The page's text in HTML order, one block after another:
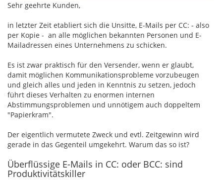
Sehr geehrte Kunden,
in letzter Zeit etabliert sich die Unsitte, E-Mails per CC: - also
per Kopie - an alle möglichen bekannten Personen und E-
Mailadressen eines Unternehmens zu schicken.
Es ist zwar praktisch für den Versender, wenn er glaubt,
damit möglichen Kommunikationsprobleme vorzubeugen
und gleich alles und jeden in Kenntnis zu setzen, jedoch
führt dieses Verhalten zu enormen internen
Abstimmungsproblemen und unnötigem auch doppeltem
"Papierkram".
Der eigentlich vermutete Zweck und evtl. Zeitgewinn wird
gerade in das Gegenteil umgekehrt. Warum das so ist?
Überflüssige E-Mails in CC: oder BCC: sind
Produktivitätskiller